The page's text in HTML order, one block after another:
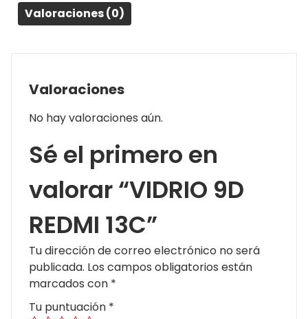
Valoraciones (0)
Valoraciones
No hay valoraciones aún.
Sé el primero en
valorar “VIDRIO 9D
REDMI 13C”
Tu dirección de correo electrónico no será
publicada. Los campos obligatorios están
marcados con *
Tu puntuación *